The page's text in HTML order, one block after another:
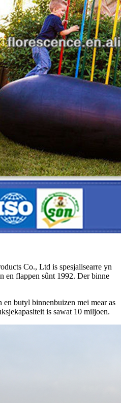
Co., Ltd is spesjalisearre yn
en flappen sûnt 1992. Der binne
butyl binnenbuizen mei mear as
is sawat 10 miljoen.